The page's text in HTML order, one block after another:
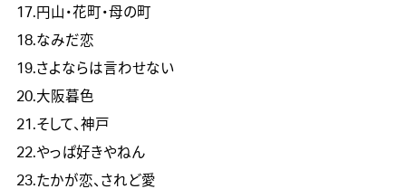
17.円山・花町・母の町
18.なみだ恋
19.さよならは言わせない
20.大阪暮色
21.そして、神戸
22.やっぱ好きやねん
23.たかが恋、されど愛